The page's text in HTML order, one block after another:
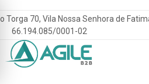
70, Vila Nossa Senhora de
66.194.085/0001-02